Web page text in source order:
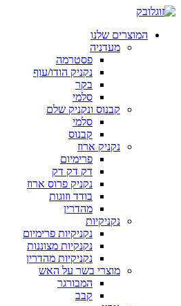
המוצרים שלנו
מעדניה
פסטרמה
נקניק הודו/עוף
בקר
סלמי
קבנוס ונקניק שלם
סלמי
קבנוס
נקניק ארוז
פרימיום
דק דק דק
נקניק פרוס ארוז
בודד וזוגות
מהדרין
נקניקיות
נקניקיות פרימיום
נקנקיות מצוננות
נקניקיות מהדרין
מוצרי בשר על האש
המבורגר
קבב